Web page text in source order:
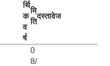
र्थि
क
व
र्ष
मि
ति
दस्तावेज
0
8/